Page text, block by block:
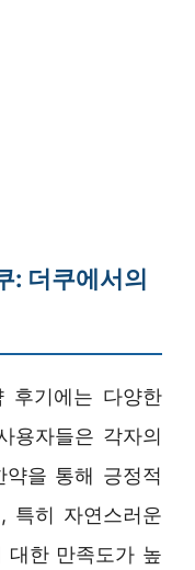
: 더쿠에서의
후기에는 다양한
용자들은 각자의
을 통해 긍정적
특히 자연스러운
대한 만족도가 높